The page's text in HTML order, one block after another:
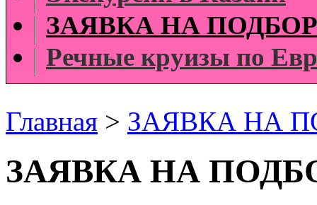
ЗАЯВКА НА
Речные круизы по
Главная > ЗАЯВКА НА
ЗАЯВКА НА